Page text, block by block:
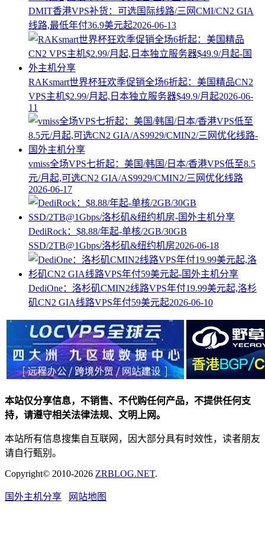
DMIT香港VPS补货：可选国际线路/三网CMI/CN2 GIA
线路,最低年付36.9美元起2026-06-13
RAKsmart世界杯狂欢季促销全场6折起：美国精品CN2
VPS主机$2.99/月起,日本独立服务器$49.9/月起2026-06-
11
vmiss全场VPS七折起：美国/韩国/日本/香港VPS低至8.5
元/月起,可选CN2 GIA/AS9929/CMIN2/三网优化线路
2026-06-17
DediRock：$8.88/年起-单核/2GB/30GB
SSD/2TB@1Gbps/洛杉矶&纽约机房2026-06-18
DediOne：洛杉矶CMIN2线路VPS年付19.99美元起,洛杉
矶CN2 GIA线路VPS年付59美元起2026-06-10
本站仅分享信息，不销售、不代购任何产品，不提供任何支
持，请遵守相关法律法规、文明上网。
本站所有信息搜集自互联网，因大部分具有时效性，读者朋友
请自行甄别。
Copyright© 2010-2026 ZRBLOG.NET.
国外主机分享 网站地图